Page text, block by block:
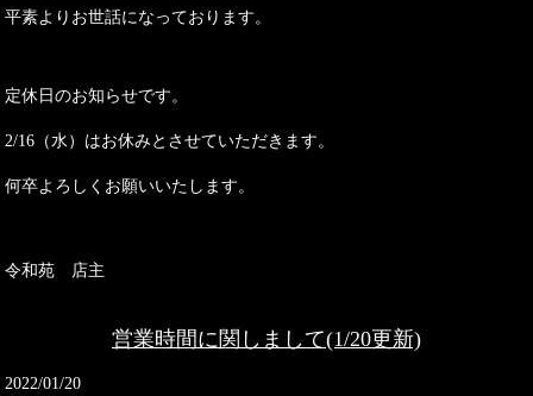
平素よりお世話になっております。
定休日のお知らせです。
2/16（水）はお休みとさせていただきます。
何卒よろしくお願いいたします。
令和苑 店主
営業時間に関しまして(1/20更新)
2022/01/20